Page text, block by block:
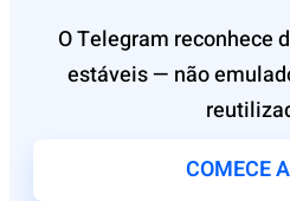
O Telegram reconhece
estáveis — não
COMECE